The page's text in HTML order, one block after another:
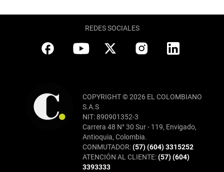
REDES SOCIALES
COPYRIGHT © 2026 EL COLOMBIANO
S.A.S
NIT: 890901352-3
Carrera 48 N° 30 Sur - 119, Envigado,
Antioquia, Colombia.
CONMUTADOR:(57) (604) 3315252
ATENCIÓN AL CLIENTE:(57) (604)
3393333